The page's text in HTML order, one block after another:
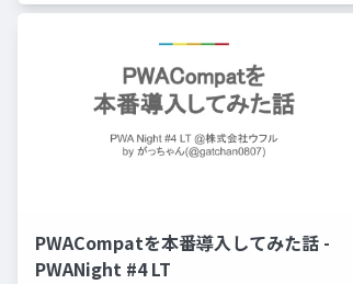
PWACompatを本番導入してみた話 -
PWANight #4 LT